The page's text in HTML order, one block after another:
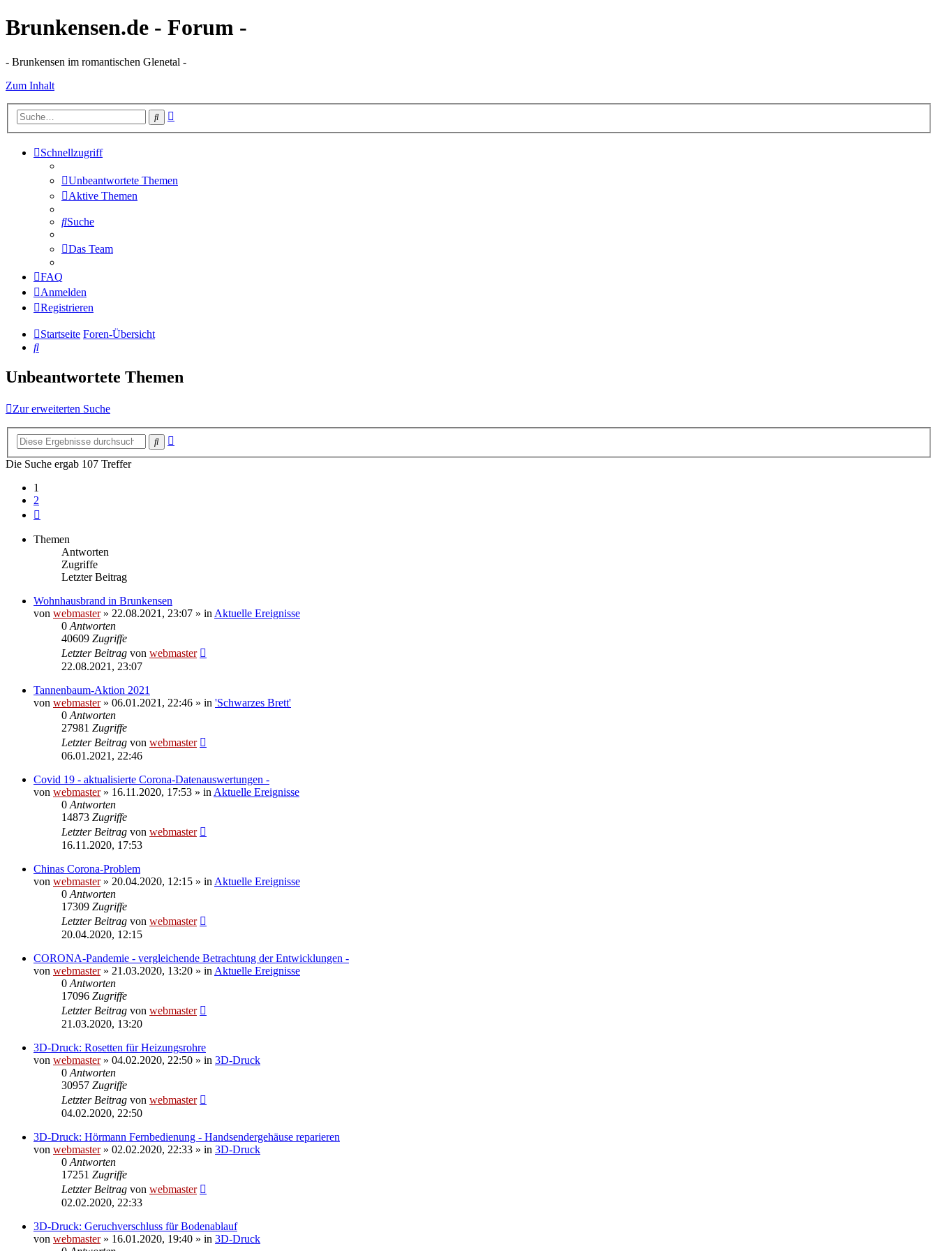
Brunkensen.de - Forum -
- Brunkensen im romantischen Glenetal -
Zum Inhalt
Suche
Schnellzugriff
Unbeantwortete Themen
Aktive Themen
Suche
Das Team
FAQ
Anmelden
Registrieren
Startseite Foren-Übersicht
Suche
Unbeantwortete Themen
Zur erweiterten Suche
Suche
Die Suche ergab 107 Treffer
1
2
Themen
Antworten
Zugriffe
Letzter Beitrag
Wohnhausbrand in Brunkensen
von webmaster» 22.08.2021, 23:07 » in Aktuelle Ereignisse
0 Antworten
40609 Zugriffe
Letzter Beitrag von webmaster
22.08.2021, 23:07
Tannenbaum-Aktion 2021
von webmaster» 06.01.2021, 22:46 » in 'Schwarzes Brett'
0 Antworten
27981 Zugriffe
Letzter Beitrag von webmaster
06.01.2021, 22:46
Covid 19 - aktualisierte Corona-Datenauswertungen -
von webmaster» 16.11.2020, 17:53 » in Aktuelle Ereignisse
0 Antworten
14873 Zugriffe
Letzter Beitrag von webmaster
16.11.2020, 17:53
Chinas Corona-Problem
von webmaster» 20.04.2020, 12:15 » in Aktuelle Ereignisse
0 Antworten
17309 Zugriffe
Letzter Beitrag von webmaster
20.04.2020, 12:15
CORONA-Pandemie - vergleichende Betrachtung der Entwicklungen -
von webmaster» 21.03.2020, 13:20 » in Aktuelle Ereignisse
0 Antworten
17096 Zugriffe
Letzter Beitrag von webmaster
21.03.2020, 13:20
3D-Druck: Rosetten für Heizungsrohre
von webmaster» 04.02.2020, 22:50 » in 3D-Druck
0 Antworten
30957 Zugriffe
Letzter Beitrag von webmaster
04.02.2020, 22:50
3D-Druck: Hörmann Fernbedienung - Handsendergehäuse reparieren
von webmaster» 02.02.2020, 22:33 » in 3D-Druck
0 Antworten
17251 Zugriffe
Letzter Beitrag von webmaster
02.02.2020, 22:33
3D-Druck: Geruchverschluss für Bodenablauf
von webmaster» 16.01.2020, 19:40 » in 3D-Druck